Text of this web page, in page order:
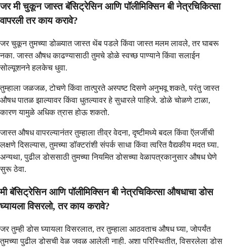
जर मी चुकून जास्त बॅसिट्रेसिन आणि पॉलीमिक्सिन बी नेत्रचिकित्सा
वापरली तर काय करावे?
जर चुकून तुमच्या डोळ्यात जास्त थेंब पडले किंवा जास्त मलम लावले, तर घाबरू
नका. जास्त औषध काढण्यासाठी तुमचे डोळे स्वच्छ पाण्याने किंवा सलाईन
सोल्यूशनने हलकेच धुवा.
तुम्हाला जळजळ, टोचणे किंवा तात्पुरते अस्पष्ट दिसणे अनुभवू शकते, परंतु जास्त
औषध पातळ झाल्यावर किंवा धुतल्यावर हे सुधारले पाहिजे. डोळे चोळणे टाळा,
कारण यामुळे अधिक त्रास होऊ शकतो.
जास्त औषध वापरल्यानंतर तुम्हाला तीव्र वेदना, दृष्टीमध्ये बदल किंवा ऍलर्जीची
लक्षणे दिसल्यास, तुमच्या डॉक्टरांशी संपर्क साधा किंवा त्वरित वैद्यकीय मदत घ्या.
अन्यथा, पुढील डोससाठी तुमच्या नियमित डोसच्या वेळापत्रकानुसार औषध घेणे
सुरू ठेवा.
मी बॅसिट्रेसिन आणि पॉलीमिक्सिन बी नेत्रचिकित्सा औषधाचा डोस
घ्यायला विसरलो, तर काय करावे?
जर तुम्ही डोस घ्यायला विसरलात, तर तुम्हाला आठवताच औषध घ्या, जोपर्यंत
तुमच्या पुढील डोसची वेळ जवळ आलेली नाही. अशा परिस्थितीत, विसरलेला डोस